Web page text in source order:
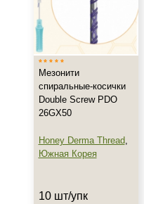
10 шт
10 шт/упк
Ингредиенты
Полидиоксанон (PDO)
Процедура
Нитевой лифтинг
Мезонити
спиральные-косички
Double Screw PDO
26GX50
Honey Derma Thread,
Южная Корея
10 шт/упк